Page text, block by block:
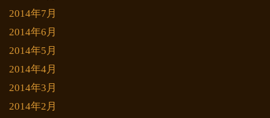
2014年7月
2014年6月
2014年5月
2014年4月
2014年3月
2014年2月